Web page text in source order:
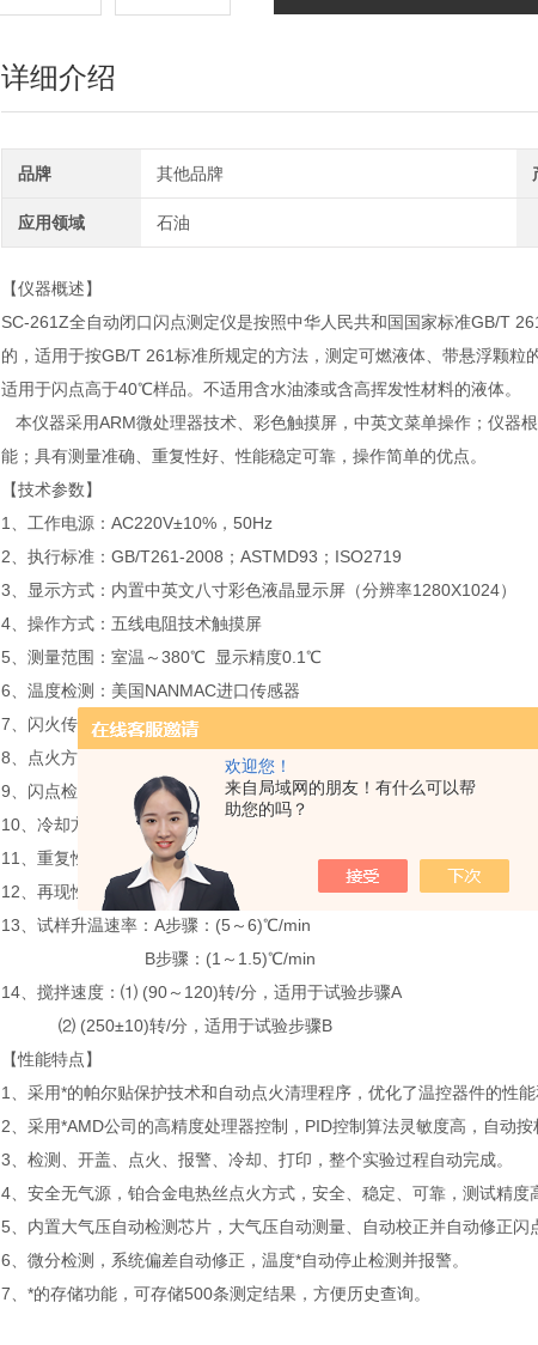
欢迎您！
来自局域网的朋友！有什么可以帮
助您的吗？
详细介绍
品牌 其他品牌
应用领域 石油
【仪器概述】
SC-261Z全自动闭口闪点测定仪是按照中华人民共和国国家标准GB/T
的，适用于按GB/T 261标准所规定的方法，测定可燃液体、带悬浮颗粒
适用于闪点高于40℃样品。不适用含水油漆或含高挥发性材料的液体。
本仪器采用ARM微处理器技术、彩色触摸屏，中英文菜单操作；仪器
能；具有测量准确、重复性好、性能稳定可靠，操作简单的优点。
【技术参数】
1、工作电源：AC220V±10%，50Hz
2、执行标准：GB/T261-2008；ASTMD93；ISO2719
3、显示方式：内置中英文八寸彩色液晶显示屏（分辨率1280X1024）
4、操作方式：五线电阻技术触摸屏
5、测量范围：室温～380℃ 显示精度0.1℃
6、温度检测：美国NANMAC进口传感器
7、闪火传感器：离子检测环
8、点火方式：电点火
9、闪点检测方式：内置毫秒级紫外波长闪点检测装置
10、冷却方式：强制风冷
11、重复性：优于GB/T261-2008标准要求
12、再现性：优于GB/T261-2008标准要求
13、试样升温速率：A步骤：(5～6)℃/min
B步骤：(1～1.5)℃/min
14、搅拌速度：⑴ (90～120)转/分，适用于试验步骤A
⑵ (250±10)转/分，适用于试验步骤B
【性能特点】
1、采用*的帕尔贴保护技术和自动点火清理程序，优化了温控器件的性
2、采用*AMD公司的高精度处理器控制，PID控制算法灵敏度高，自动按
3、检测、开盖、点火、报警、冷却、打印，整个实验过程自动完成。
4、安全无气源，铂合金电热丝点火方式，安全、稳定、可靠，测试精度
5、内置大气压自动检测芯片，大气压自动测量、自动校正并自动修正闪
6、微分检测，系统偏差自动修正，温度*自动停止检测并报警。
7、*的存储功能，可存储500条测定结果，方便历史查询。